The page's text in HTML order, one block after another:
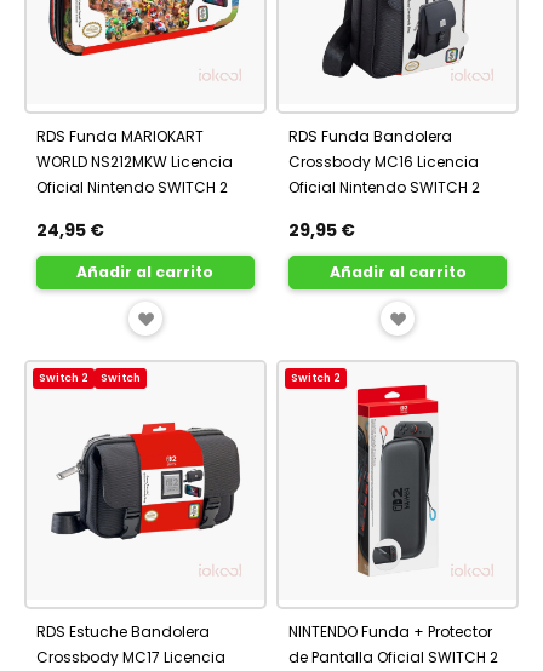
RDS Funda MARIOKART
WORLD NS212MKW Licencia
Oficial Nintendo SWITCH 2
24,95 €
Añadir al carrito
AÑADIR
RDS Funda Bandolera
Crossbody MC16 Licencia
Oficial Nintendo SWITCH 2
29,95 €
Añadir al carrito
AÑADIR
FAVORITOS
Switch 2 Switch
RDS Estuche Bandolera
Crossbody MC17 Licencia
Switch 2
NINTENDO Funda + Protector
de Pantalla Oficial SWITCH 2